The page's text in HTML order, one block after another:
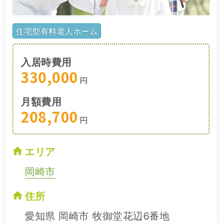
住宅型有料老人ホーム
入居時費用
330,000 円
月額費用
208,700 円
エリア
岡崎市
住所
愛知県 岡崎市 牧御堂花辺6番地